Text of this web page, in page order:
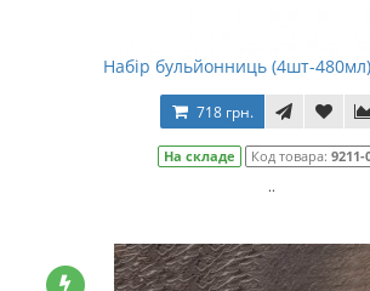
Набір бульйонниць (4шт-
718 грн.
На складе Код товара: 9211-
..